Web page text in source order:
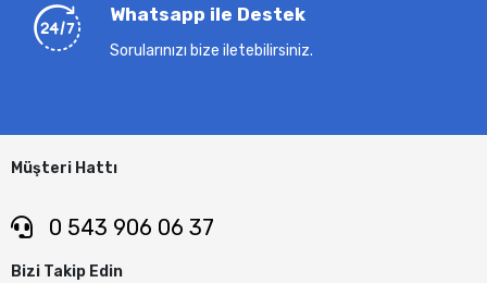
Whatsapp ile Destek
Sorularınızı bize iletebilirsiniz.
Müşteri Hattı
0 543 906 06 37
Bizi Takip Edin